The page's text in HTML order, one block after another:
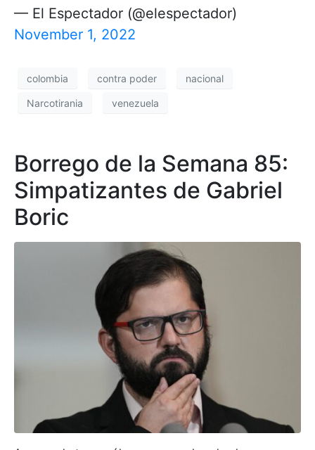
— El Espectador (@elespectador)
November 1, 2022
colombia contra poder nacional
Narcotirania venezuela
Borrego de la Semana 85:
Simpatizantes de Gabriel
Boric